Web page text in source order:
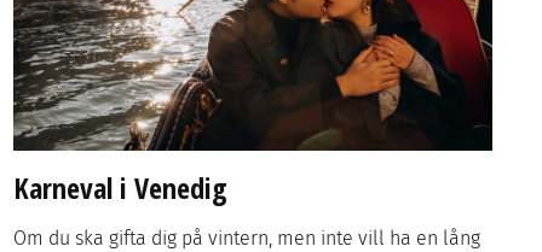
Karneval i Venedig
Om du ska gifta dig på vintern, men inte vill ha en lång